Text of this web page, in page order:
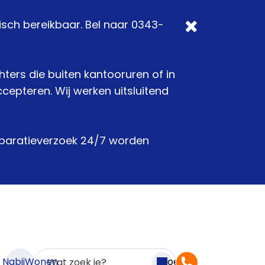
bereikbaar. Bel naar 0343-
die buiten kantooruren of in
Wij werken uitsluitend
24/7 worden
NabijWonen Zoeken